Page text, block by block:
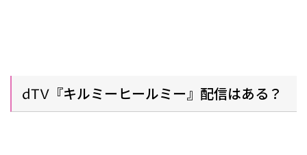
dTV『キルミーヒールミー』配信はある？